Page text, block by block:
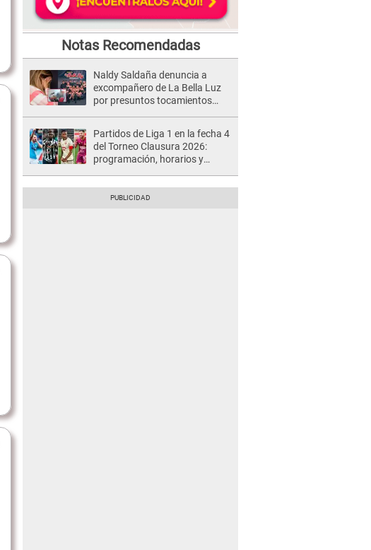
Notas Recomendadas
Naldy Saldaña denuncia a
excompañero de La Bella Luz
por presuntos tocamientos
Partidos de Liga 1 en la fecha 4
del Torneo Clausura 2026:
programación, horarios y